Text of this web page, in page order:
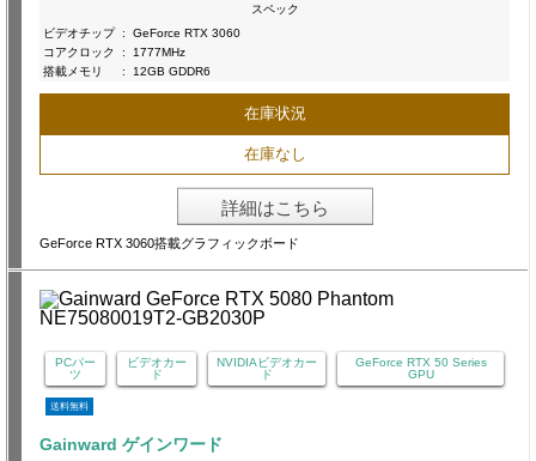
スペック
ビデオチップ :
GeForce RTX 3060
コアクロック
:
1777MHz
搭載メモリ
: 12GB GDDR6
在庫状況
在庫なし
詳細はこちら
GeForce RTX 3060搭載グラフィックボード
PCパー
ツ
ビデオカー
ド
NVIDIAビデオカー
ド
GeForce RTX 50 Series
GPU
送料無料
Gainward ゲインワード